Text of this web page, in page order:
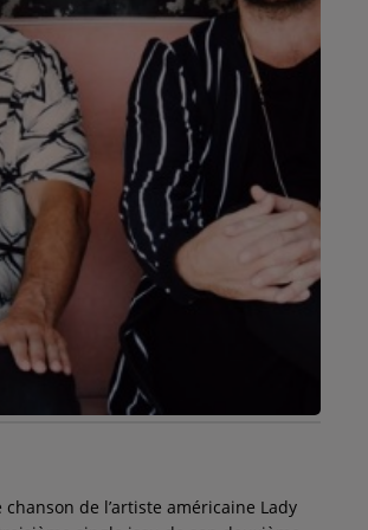
titre
de l’artiste américaine Lady